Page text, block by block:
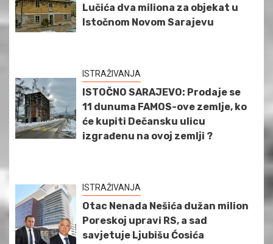
Lučića dva miliona za objekat u
Istočnom Novom Sarajevu
ISTRAŽIVANJA
ISTOČNO SARAJEVO: Prodaje se
11 dunuma FAMOS-ove zemlje, ko
će kupiti Dečansku ulicu
izgrađenu na ovoj zemlji ?
ISTRAŽIVANJA
Otac Nenada Nešića dužan milion
Poreskoj upravi RS, a sad
savjetuje Ljubišu Ćosića